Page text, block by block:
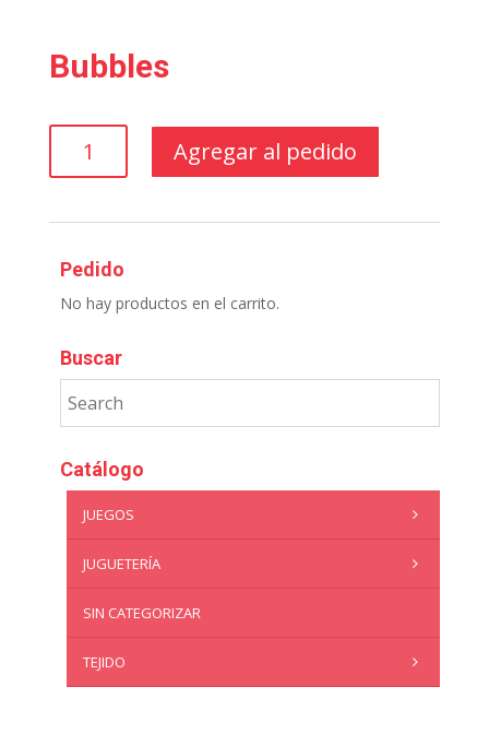
Bubbles
cantidad
Agregar al pedido
Pedido
No hay productos en el carrito.
Buscar
Catálogo
JUEGOS
JUGUETERÍA
SIN CATEGORIZAR
TEJIDO